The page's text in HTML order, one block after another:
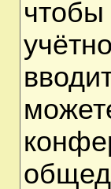
чтобы